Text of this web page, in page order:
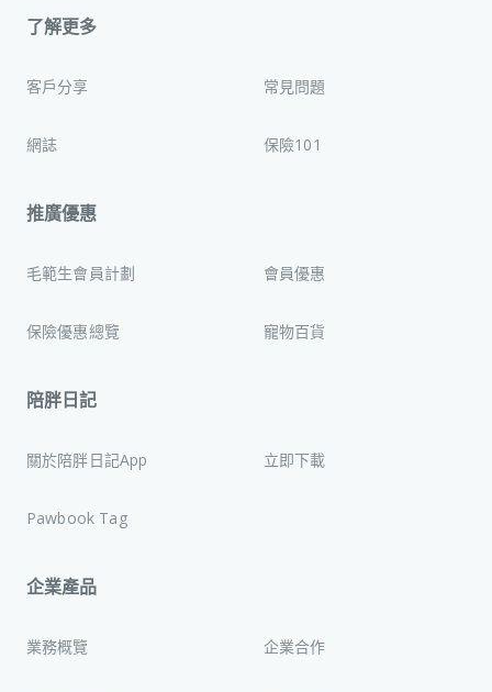
了解更多
客戶分享 常見問題
網誌 保險101
推廣優惠
毛範生會員計劃 會員優惠
保險優惠總覽 寵物百貨
陪胖日記
關於陪胖日記App 立即下載
Pawbook Tag
企業產品
業務概覽 企業合作